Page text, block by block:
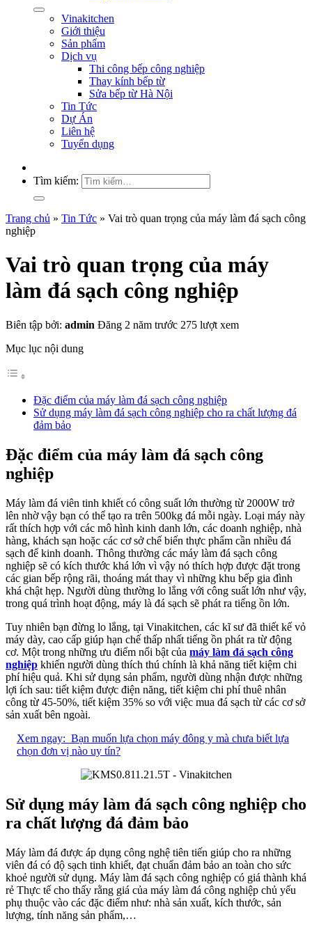
Vinakitchen
Giới thiệu
Sản phẩm
Dịch vụ
Thi công bếp công nghiệp
Thay kính bếp từ
Sửa bếp từ Hà Nội
Tin Tức
Dự Án
Liên hệ
Tuyển dụng
Tìm kiếm:
Trang chủ » Tin Tức » Vai trò quan trọng của máy làm đá sạch công
nghiệp
Vai trò quan trọng của máy
làm đá sạch công nghiệp
Biên tập bởi: admin Đăng 2 năm trước 275 lượt xem
Mục lục nội dung
Đặc điểm của máy làm đá sạch công nghiệp
Sử dụng máy làm đá sạch công nghiệp cho ra chất lượng đá
đảm bảo
Đặc điểm của máy làm đá sạch công
nghiệp
Máy làm đá viên tinh khiết có công suất lớn thường từ 2000W trở
lên nhờ vậy bạn có thể tạo ra trên 500kg đá mỗi ngày. Loại máy này
rất thích hợp với các mô hình kinh danh lớn, các doanh nghiệp, nhà
hàng, khách sạn hoặc các cơ sở chế biến thực phẩm cần nhiều đá
sạch để kinh doanh. Thông thường các máy làm đá sạch công
nghiệp sẽ có kích thước khá lớn vì vậy nó thích hợp được đặt trong
các gian bếp rộng rãi, thoáng mát thay vì những khu bếp gia đình
khá chật hẹp. Người dùng thường lo lắng với công suất lớn như vậy,
trong quá trình hoạt động, máy là đá sạch sẽ phát ra tiếng ồn lớn.
Tuy nhiên bạn đừng lo lắng, tại Vinakitchen, các kĩ sư đã thiết kế vỏ
máy dày, cao cấp giúp hạn chế thấp nhất tiếng ồn phát ra từ động
cơ. Một trong những ưu điểm nổi bật của máy làm đá sạch công
nghiệp khiến người dùng thích thú chính là khả năng tiết kiệm chi
phí hiệu quả. Khi sử dụng sản phẩm, người dùng nhận được những
lợi ích sau: tiết kiệm được điện năng, tiết kiệm chi phí thuê nhân
công từ 45-50%, tiết kiệm 35% so với việc mua đá sạch từ các cơ sở
sản xuất bên ngoài.
Xem ngay: Bạn muốn lựa chọn máy đông y mà chưa biết lựa
chọn đơn vị nào uy tín?
Sử dụng máy làm đá sạch công nghiệp cho
ra chất lượng đá đảm bảo
Máy làm đá được áp dụng công nghệ tiên tiến giúp cho ra những
viên đá có độ sạch tinh khiết, đạt chuẩn đảm bảo an toàn cho sức
khoẻ người sử dụng. Máy làm đá sạch công nghiệp có giá thành khá
rẻ Thực tế cho thấy rằng giá của máy làm đá công nghiệp chủ yếu
phụ thuộc vào các đặc điểm như: nhà sản xuất, kích thước, sản
lượng, tính năng sản phẩm,…